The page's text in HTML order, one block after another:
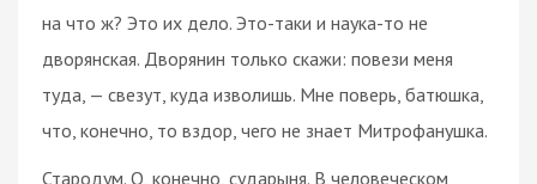
на что ж? Это их дело. Это-таки и наука-то не
дворянская. Дворянин только скажи: повези меня
туда, — свезут, куда изволишь. Мне поверь, батюшка,
что, конечно, то вздор, чего не знает Митрофанушка.
Стародум. О, конечно, сударыня. В человеческом